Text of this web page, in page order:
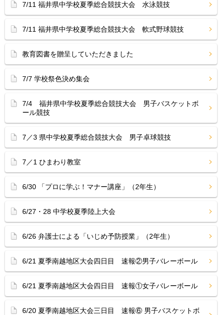
7/11 福井県中学校夏季総合競技大会 水泳競技
7/11 福井県中学校夏季総合競技大会 軟式野球競技
教育図書を贈呈していただきました
7/7 学校祭色決め集会
7/4 福井県中学校夏季総合競技大会 男子バスケットボ
ール競技
7／3 県中学校夏季総合競技大会 男子卓球競技
7／1 ひまわり教室
6/30 「プロに学ぶ！マナー講座」（2年生）
6/27・28 中学校夏季陸上大会
6/26 弁護士による「いじめ予防授業」（2年生）
6/21 夏季南越地区大会四日目 速報②男子バレーボール
6/21 夏季南越地区大会四日目 速報①女子バレーボール
6/20 夏季南越地区大会三日目 速報⑥ 男子バスケットボ